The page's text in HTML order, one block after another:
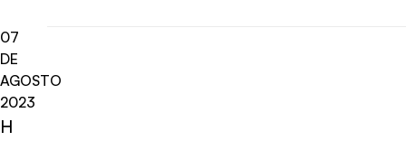
07
DE
AGOSTO
2023
H